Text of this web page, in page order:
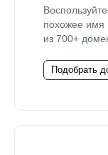
похожее имя
из 700+
Подобрать